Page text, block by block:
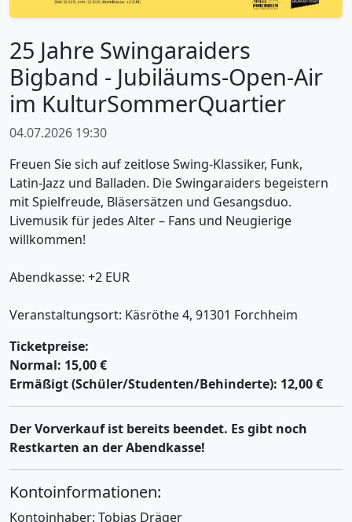
25 Jahre Swingaraiders
Bigband - Jubiläums-Open‑Air
im KulturSommerQuartier
04.07.2026 19:30
Freuen Sie sich auf zeitlose Swing‑Klassiker, Funk,
Latin‑Jazz und Balladen. Die Swingaraiders begeistern
mit Spielfreude, Bläsersätzen und Gesangsduo.
Livemusik für jedes Alter – Fans und Neugierige
willkommen!
Abendkasse: +2 EUR
Veranstaltungsort: Käsröthe 4, 91301 Forchheim
Ticketpreise:
Normal: 15,00 €
Ermäßigt (Schüler/Studenten/Behinderte): 12,00 €
Der Vorverkauf ist bereits beendet. Es gibt noch
Restkarten an der Abendkasse!
Kontoinformationen:
Kontoinhaber: Tobias Dräger